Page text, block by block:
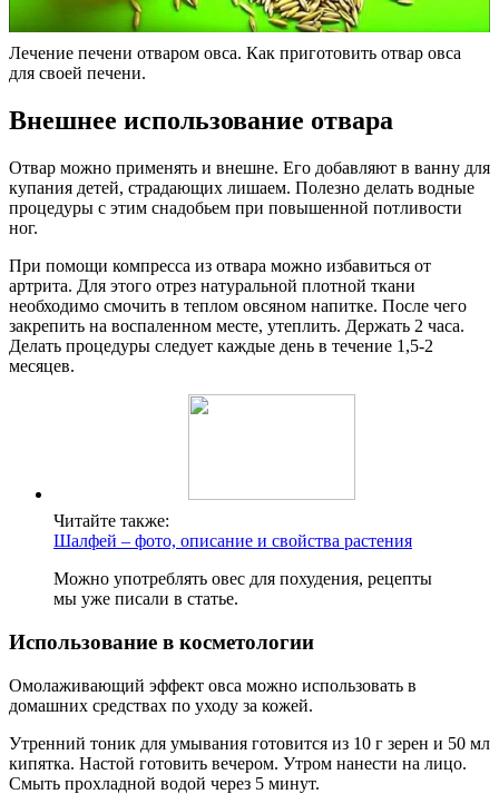
Лечение печени отваром овса. Как приготовить отвар овса
для своей печени.
Внешнее использование отвара
Отвар можно применять и внешне. Его добавляют в ванну для
купания детей, страдающих лишаем. Полезно делать водные
процедуры с этим снадобьем при повышенной потливости
ног.
При помощи компресса из отвара можно избавиться от
артрита. Для этого отрез натуральной плотной ткани
необходимо смочить в теплом овсяном напитке. После чего
закрепить на воспаленном месте, утеплить. Держать 2 часа.
Делать процедуры следует каждые день в течение 1,5-2
месяцев.
Читайте также:
Шалфей – фото, описание и свойства растения
Можно употреблять овес для похудения, рецепты
мы уже писали в статье.
Использование в косметологии
Омолаживающий эффект овса можно использовать в
домашних средствах по уходу за кожей.
Утренний тоник для умывания готовится из 10 г зерен и 50 мл
кипятка. Настой готовить вечером. Утром нанести на лицо.
Смыть прохладной водой через 5 минут.